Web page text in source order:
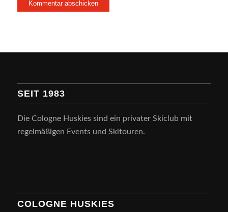
SEIT 1983
Die Cologne Huskies sind ein privater Skiclub mit
regelmäßigen Events und Skitouren.
COLOGNE HUSKIES